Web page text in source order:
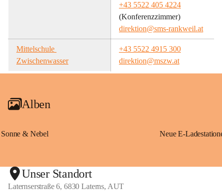
+43 5522 405 4224
(Konferenzzimmer)
direktion@sms-rankweil.at
Mittelschule
Zwischenwasser
+43 5522 4915 300
direktion@mszw.at
Alben
Sonne & Nebel
Unser Standort
Laternserstraße 6, 6830 Laterns, AUT